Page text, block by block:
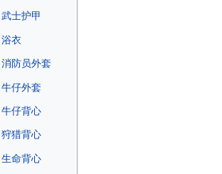
武士护甲
浴衣
消防员外套
牛仔外套
牛仔背心
狩猎背心
生命背心